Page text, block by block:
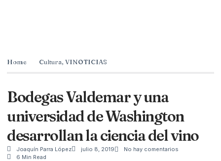
Home Cultura, VINOTICIAS
Bodegas Valdemar y una
universidad de Washington
desarrollan la ciencia del vino
Joaquín Parra López julio 8, 2019
No hay comentarios
6 Min Read